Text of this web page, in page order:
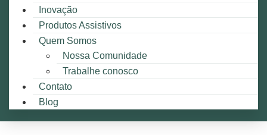
Inovação
Produtos Assistivos
Quem Somos
Nossa Comunidade
Trabalhe conosco
Contato
Blog